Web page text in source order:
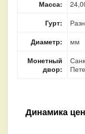
Масса:
Гурт:
Диаметр:
мм
Монетный
двор:
Динамика